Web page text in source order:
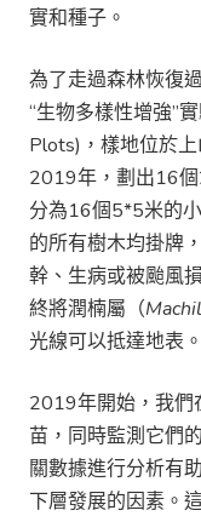
實和種子。
為了走過森林恢復
“生物多樣性增強”
Plots)，樣地位於
2019年，劃出16
分為16個5*5米的
的所有樹木均掛牌
幹、生病或被颱風
終將潤楠屬（
光線可以抵達地表。
2019年開始，我們
苗，同時監測它們
關數據進行分析有
下層發展的因素。